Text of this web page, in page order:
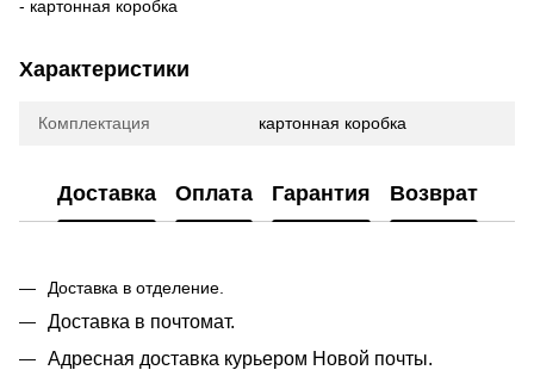
- картонная коробка
Характеристики
Комплектация картонная коробка
Доставка Оплата Гарантия Возврат
Доставка в отделение.
Доставка в почтомат.
Адресная доставка курьером Новой почты.